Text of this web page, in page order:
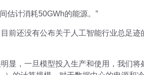
估计消耗50GWh的能源。”
前还没有公布关于人工智能行业总足迹
显，一旦模型投入生产和使用，我们将